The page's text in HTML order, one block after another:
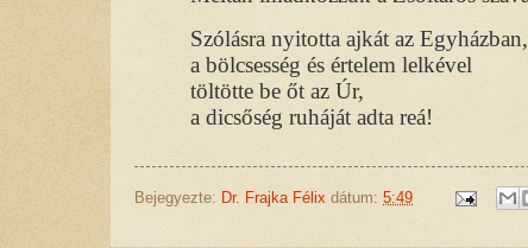
Szólásra nyitotta ajkát az Egyházban,
a bölcsesség és értelem lelkével
töltötte be őt az Úr,
a dicsőség ruháját adta reá!
Bejegyezte: Dr. Frajka Félix dátum: 5:49